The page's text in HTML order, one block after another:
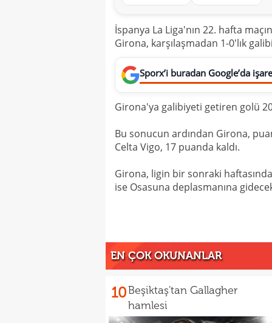
İspanya La Liga'nın 22. hafta
Girona, karşılaşmadan 1-0'lık
Sporx’i buradan Google’da
Girona'ya galibiyeti getiren golü
Bu sonucun ardından Girona,
Celta Vigo, 17 puanda kaldı.
Girona, ligin bir sonraki
ise Osasuna deplasmanına
EN ÇOK OKUNANLAR
10Beşiktaş'tan Gallagher
hamlesi